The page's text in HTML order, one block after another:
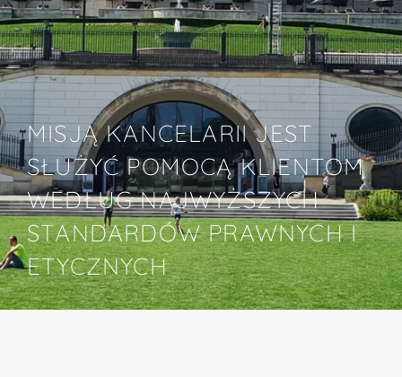
MISJĄ KANCELARII JEST
SŁUŻYĆ POMOCĄ KLIENTOM
WEDŁUG NAJWYŻSZYCH
STANDARDÓW PRAWNYCH I
ETYCZNYCH